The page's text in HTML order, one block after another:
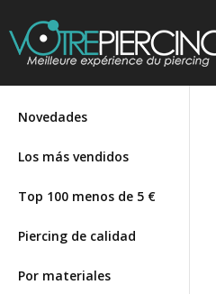
Novedades
Los más vendidos
Top 100 menos de 5 €
Piercing de calidad
Por materiales